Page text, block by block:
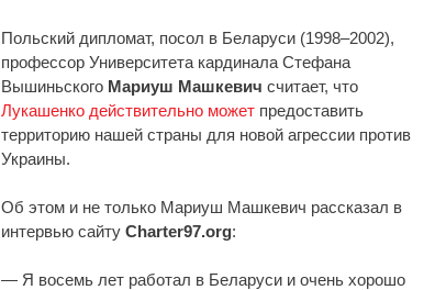
Польский дипломат, посол в Беларуси (1998–2002),
профессор Университета кардинала Стефана
Вышиньского Мариуш Машкевич считает, что
Лукашенко действительно может предоставить
территорию нашей страны для новой агрессии против
Украины.
Об этом и не только Мариуш Машкевич рассказал в
интервью сайту Charter97.org:
— Я восемь лет работал в Беларуси и очень хорошо